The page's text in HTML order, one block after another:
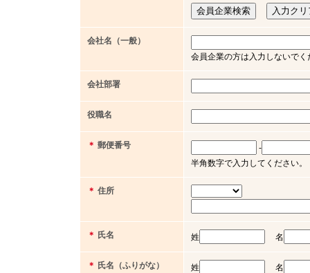
会社名（一般）
会員企業の方は入力しないで
会社部署
役職名
＊ 郵便番号
-
半角数字で入力してください。
＊ 住所
＊ 氏名 姓 名
＊ 氏名（ふりがな） 姓 名